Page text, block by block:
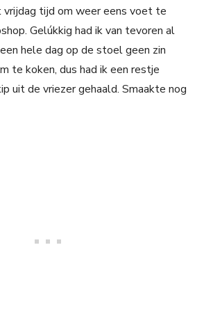
vrijdag tijd om weer eens voet te
Gelúkkig had ik van tevoren al
hele dag op de stoel geen zin
te koken, dus had ik een restje
uit de vriezer gehaald. Smaakte nog